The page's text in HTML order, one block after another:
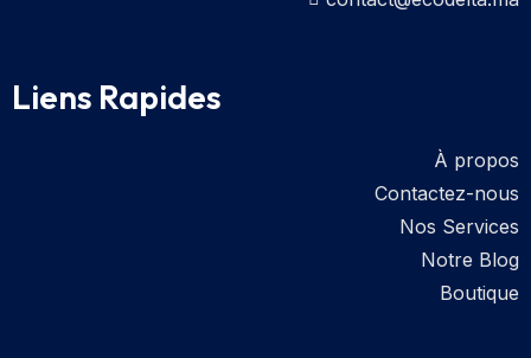
Liens Rapides
À propos
Contactez-nous
Nos Services
Notre Blog
Boutique